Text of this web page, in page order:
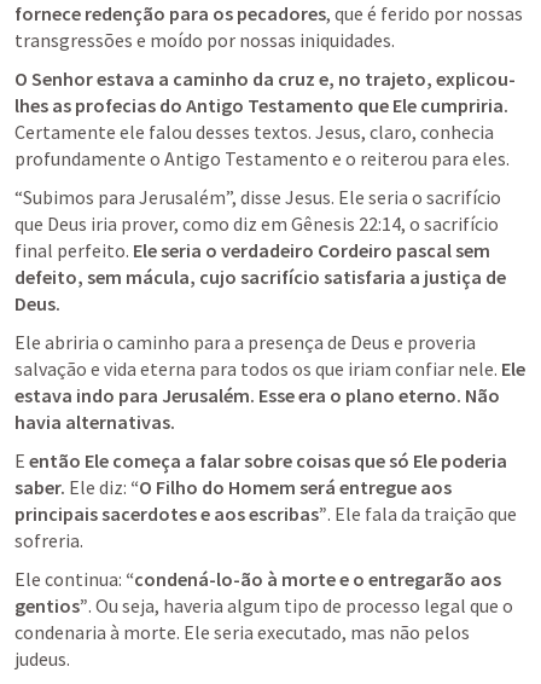
fornece redenção para os pecadores, que é ferido por nossas
transgressões e moído por nossas iniquidades.
O Senhor estava a caminho da cruz e, no trajeto, explicou-
lhes as profecias do Antigo Testamento que Ele cumpriria.
Certamente ele falou desses textos. Jesus, claro, conhecia
profundamente o Antigo Testamento e o reiterou para eles.
“Subimos para Jerusalém”, disse Jesus. Ele seria o sacrifício
que Deus iria prover, como diz em Gênesis 22:14, o sacrifício
final perfeito. Ele seria o verdadeiro Cordeiro pascal sem
defeito, sem mácula, cujo sacrifício satisfaria a justiça de
Deus.
Ele abriria o caminho para a presença de Deus e proveria
salvação e vida eterna para todos os que iriam confiar nele. Ele
estava indo para Jerusalém. Esse era o plano eterno. Não
havia alternativas.
E então Ele começa a falar sobre coisas que só Ele poderia
saber. Ele diz: “O Filho do Homem será entregue aos
principais sacerdotes e aos escribas”. Ele fala da traição que
sofreria.
Ele continua: “condená-lo-ão à morte e o entregarão aos
gentios”. Ou seja, haveria algum tipo de processo legal que o
condenaria à morte. Ele seria executado, mas não pelos
judeus.